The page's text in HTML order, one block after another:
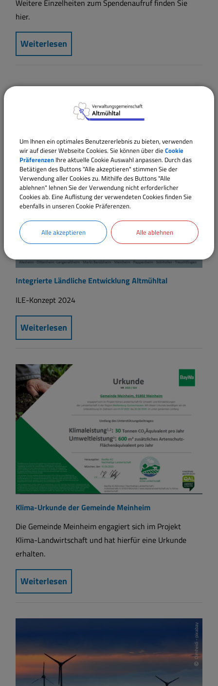
Weitere Einzelheiten zum Spendenaufruf finden Sie
hier.
Weiterlesen
Integrierte Ländliche Entwicklung Altmühltal
ILE-Konzept 2024
Weiterlesen
Klima-Urkunde der Gemeinde Meinheim
Die Gemeinde Meinheim engagiert sich im Projekt
Klima-Landwirtschaft und hat hierfür eine Urkunde
erhalten.
Weiterlesen
Oimheidi - pixabay
Um Ihnen ein optimales Benutzererlebnis zu bieten, verwenden
wir auf dieser Webseite Cookies. Sie können über die Cookie
Präferenzen Ihre aktuelle Cookie Auswahl anpassen. Durch das
Betätigen des Buttons "Alle akzeptieren" stimmen Sie der
Verwendung aller Cookies zu. Mithilfe des Buttons "Alle
ablehnen" lehnen Sie der Verwendung nicht erforderlicher
Cookies ab. Eine Auflistung der verwendeten Cookies finden Sie
ebenfalls in unseren Cookie Präferenzen.
Alle akzeptieren Alle ablehnen